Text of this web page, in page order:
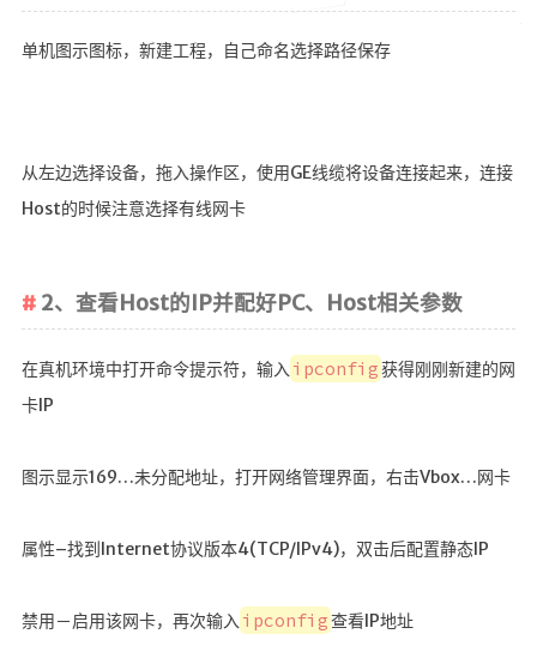
单机图示图标，新建工程，自己命名选择路径保存
从左边选择设备，拖入操作区，使用GE线缆将设备连接起来，连接
Host的时候注意选择有线网卡
2、查看Host的IP并配好PC、Host相关参数
在真机环境中打开命令提示符，输入 ipconfig获得刚刚新建的网
卡IP
图示显示169…未分配地址，打开网络管理界面，右击Vbox…网卡
属性–找到Internet协议版本4(TCP/IPv4)，双击后配置静态IP
禁用－启用该网卡，再次输入 ipconfig查看IP地址
分类
赞赏
主题
2019-
wallleap